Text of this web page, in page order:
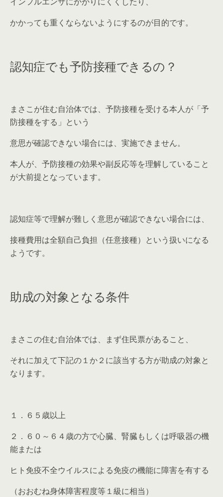
かかっても重くならないようにするのが目的です。
認知症でも予防接種できるの？
まさこが住む自治体では、予防接種を受ける本人が「予
防接種をする」という
意思が確認できない場合には、実施できません。
本人が、予防接種の効果や副反応等を理解していること
が大前提となっています。
認知症等で理解が難しく意思が確認できない場合には、
接種費用は全額自己負担（任意接種）という扱いになる
ようです。
助成の対象となる条件
まさこの住む自治体では、まず住民票があること、
それに加えて下記の１か２に該当する方が助成の対象と
なります。
１．６５歳以上
２．６０～６４歳の方で心臓、腎臓もしくは呼吸器の機
能または
ヒト免疫不全ウイルスによる免疫の機能に障害を有する
（おおむね身体障害程度等１級に相当）